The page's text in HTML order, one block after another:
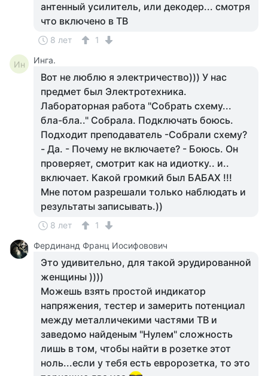
антенный усилитель, или декодер... смотря
что включено в ТВ
8 лет 1
Ин Инга.
Вот не люблю я электричество))) У нас
предмет был Электротехника.
Лабораторная работа "Собрать схему...
бла-бла.." Собрала. Подключать боюсь.
Подходит преподаватель -Собрали схему?
- Да. - Почему не включаете? - Боюсь. Он
проверяет, смотрит как на идиотку.. и..
включает. Какой громкий был БАБАХ !!!
Мне потом разрешали только наблюдать и
результаты записывать.))
8 лет
1
Фердинанд Франц Иосифовович
Это удивительно, для такой эрудированной
женщины ))))
Можешь взять простой индикатор
напряжения, тестер и замерить потенциал
между металличекими частями ТВ и
заведомо найденым "Нулем" сложность
лишь в том, чтобы найти в розетке этот
ноль...если у тебя есть евророзетка, то это